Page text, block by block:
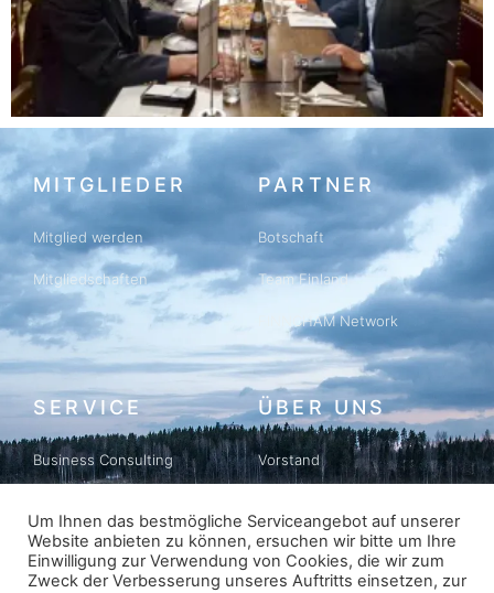
MITGLIEDER
Mitglied werden
Mitgliedschaften
PARTNER
Botschaft
Team Finland
FINNCHAM Network
SERVICE
Business Consulting
Newsletter
ÜBER UNS
Vorstand
Datenschutz
Impressum
Um Ihnen das bestmögliche Serviceangebot auf unserer
Website anbieten zu können, ersuchen wir bitte um Ihre
Einwilligung zur Verwendung von Cookies, die wir zum
Zweck der Verbesserung unseres Auftritts einsetzen, zur